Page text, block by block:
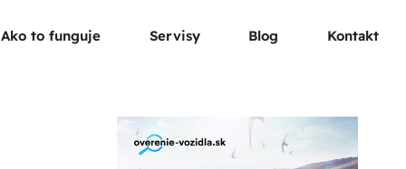
Ako to funguje Servisy Blog Kontakt